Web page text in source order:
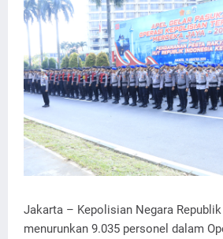
Jakarta – Kepolisian Negara
menurunkan 9.035 personel dalam